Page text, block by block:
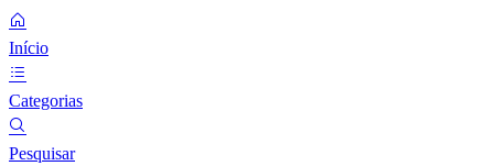
Início
Categorias
Pesquisar